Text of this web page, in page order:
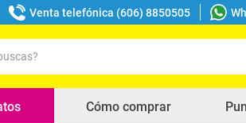
Venta telefónica (606) 8850505
Cómo comprar
buscados